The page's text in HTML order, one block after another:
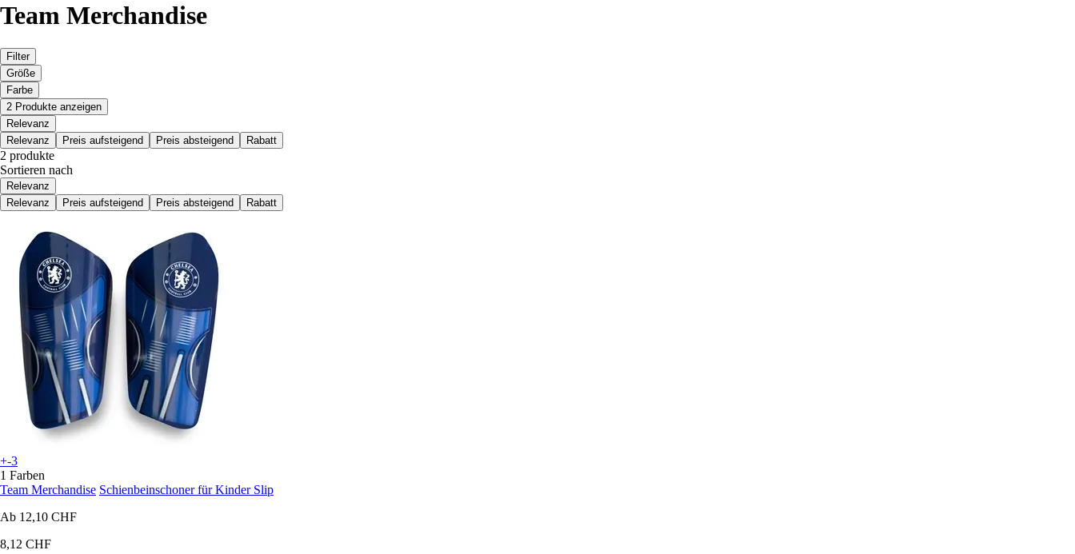
Team Merchandise
Filter
Größe
Farbe
2 Produkte anzeigen
Relevanz
Relevanz
Preis aufsteigend Preis absteigend Rabatt
2 produkte
Sortieren nach
Relevanz
Relevanz
Preis aufsteigend Preis absteigend Rabatt
+-3
1 Farben
Team Merchandise Schienbeinschoner für Kinder Slip
Ab 12,10 CHF
8,12 CHF